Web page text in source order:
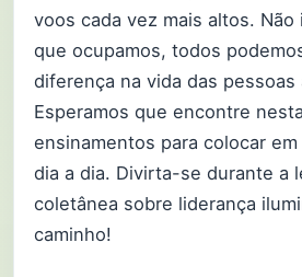
voos cada vez mais altos. Não
que ocupamos, todos
diferença na vida das pessoas
Esperamos que encontre
ensinamentos para colocar
dia a dia. Divirta-se durante a
coletânea sobre liderança
caminho!